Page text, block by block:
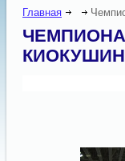
Главная